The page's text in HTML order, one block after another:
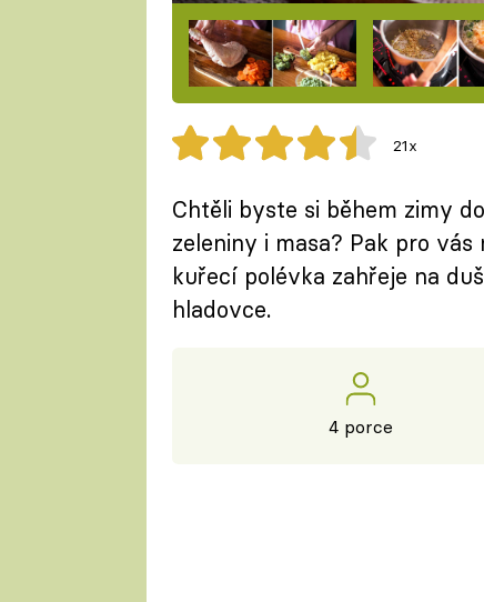
21x
Chtěli byste si během zimy
zeleniny i masa? Pak pro
kuřecí polévka zahřeje na
hladovce.
4 porce